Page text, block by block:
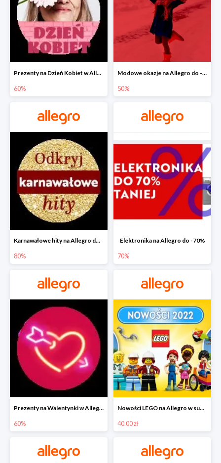
Prezenty na Dzień Kobiet w Allegro do -60%
60%
Modowe okazje na Allegro do -50%
50%
Karnawałowe hity na Allegro do -80%
80%
Elektronika na Allegro do -70%
70%
Prezenty na Walentynki w Allegro do -60%
60%
Nowości LEGO na Allegro w super cenach od 40 zł
40.00 zł